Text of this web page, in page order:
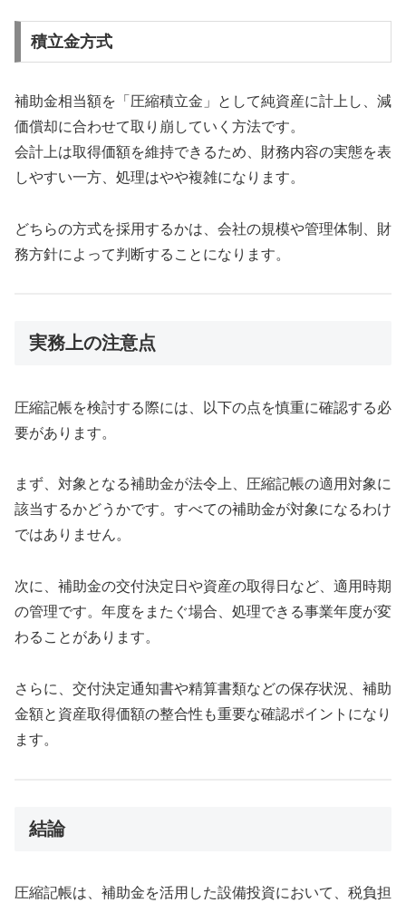
積立金方式
補助金相当額を「圧縮積立金」として純資産に計上し、減
価償却に合わせて取り崩していく方法です。
会計上は取得価額を維持できるため、財務内容の実態を表
しやすい一方、処理はやや複雑になります。
どちらの方式を採用するかは、会社の規模や管理体制、財
務方針によって判断することになります。
実務上の注意点
圧縮記帳を検討する際には、以下の点を慎重に確認する必
要があります。
まず、対象となる補助金が法令上、圧縮記帳の適用対象に
該当するかどうかです。すべての補助金が対象になるわけ
ではありません。
次に、補助金の交付決定日や資産の取得日など、適用時期
の管理です。年度をまたぐ場合、処理できる事業年度が変
わることがあります。
さらに、交付決定通知書や精算書類などの保存状況、補助
金額と資産取得価額の整合性も重要な確認ポイントになり
ます。
結論
圧縮記帳は、補助金を活用した設備投資において、税負担